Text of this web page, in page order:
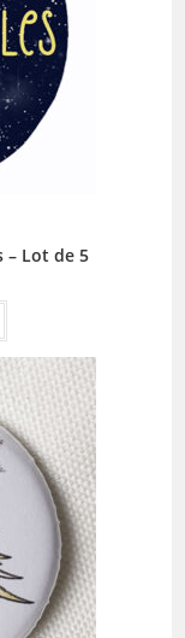
– Lot de 5